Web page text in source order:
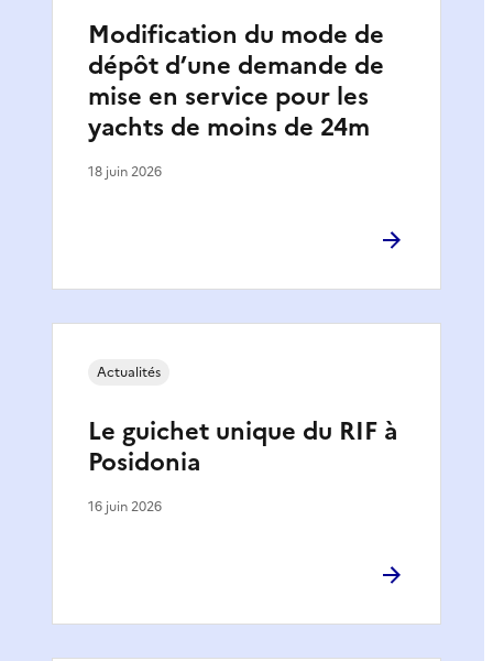
Modification du mode de
dépôt d’une demande de
mise en service pour les
yachts de moins de 24m
18 juin 2026
Le guichet unique du RIF à
Posidonia
Actualités
16 juin 2026